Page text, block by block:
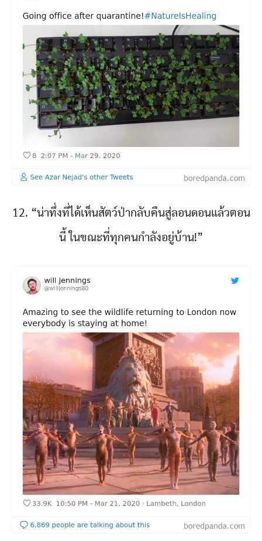
12. “น่าทึ่งที่ได้เห็นสัตว์ป่ากลับคืนสู่ลอนดอนแล้วตอน
นี้ ในขณะที่ทุกคนกำลังอยู่บ้าน!”